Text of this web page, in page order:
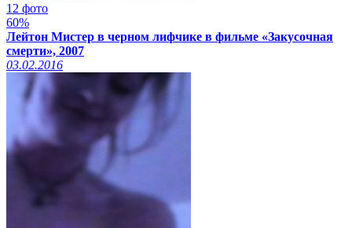
12 фото
60%
Лейтон Мистер в черном лифчике в фильме «Закусочная
смерти», 2007
03.02.2016